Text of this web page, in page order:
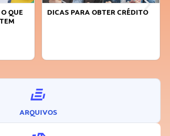
QUE
DICAS PARA OBTER CRÉDITO
ARQUIVOS